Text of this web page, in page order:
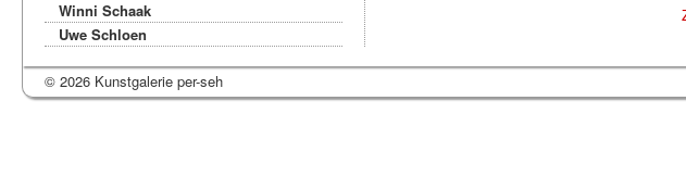
Winni Schaak
Uwe Schloen
© 2026 Kunstgalerie per-seh